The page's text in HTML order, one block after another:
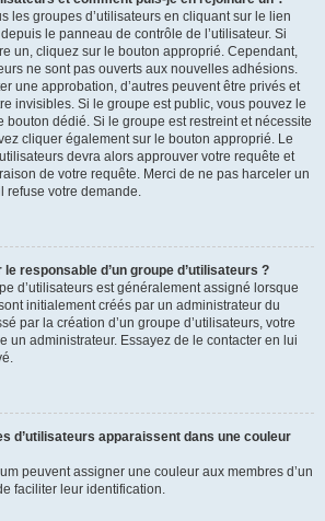
les groupes d’utilisateurs en cliquant sur le lien
le panneau de contrôle de l’utilisateur. Si
un, cliquez sur le bouton approprié. Cependant,
ne sont pas ouverts aux nouvelles adhésions.
une approbation, d’autres peuvent être privés et
invisibles. Si le groupe est public, vous pouvez le
bouton dédié. Si le groupe est restreint et nécessite
cliquer également sur le bouton approprié. Le
devra alors approuver votre requête et
de votre requête. Merci de ne pas harceler un
refuse votre demande.
responsable d’un groupe d’utilisateurs ?
d’utilisateurs est généralement assigné lorsque
initialement créés par un administrateur du
par la création d’un groupe d’utilisateurs, votre
un administrateur. Essayez de le contacter en lui
d’utilisateurs apparaissent dans une couleur
peuvent assigner une couleur aux membres d’un
faciliter leur identification.